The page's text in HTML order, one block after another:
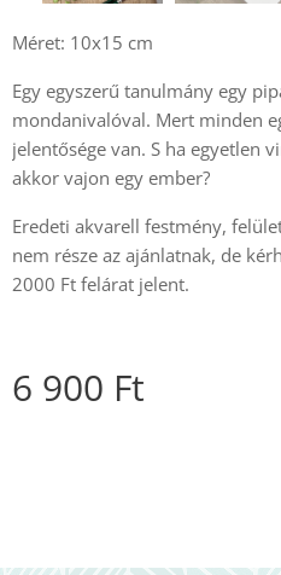
Méret: 10x15 cm
Egy egyszerű tanulmány egy
mondanivalóval. Mert minden
jelentősége van. S ha egyetlen
akkor vajon egy ember?
Eredeti akvarell festmény,
nem része az ajánlatnak, de
2000 Ft felárat jelent.
6 900 Ft